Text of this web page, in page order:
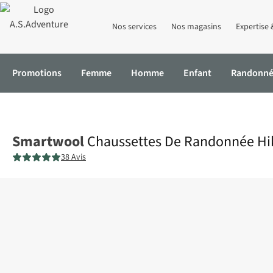
Nos services Nos magasins Expertise
Promotions Femme Homme Enfant
SmartwoolChaussettes De Randonnée
38 Avis